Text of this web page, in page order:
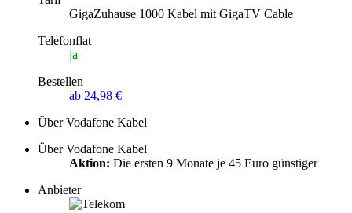
GigaZuhause 1000 Kabel mit GigaTV Cable
Telefonflat
ja
Bestellen
ab 24,98 €
Über Vodafone Kabel
Über Vodafone Kabel
Aktion: Die ersten 9 Monate je 45 Euro günstiger
Anbieter